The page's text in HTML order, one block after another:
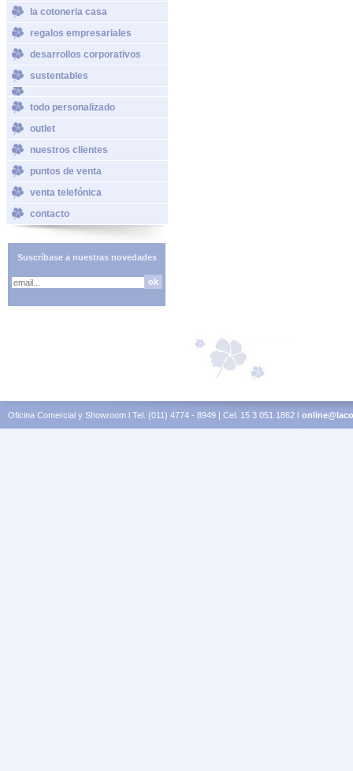
la cotoneria casa
regalos empresariales
desarrollos corporativos
sustentables
todo personalizado
outlet
nuestros clientes
puntos de venta
venta telefónica
contacto
Suscríbase a nuestras novedades
Oficina Comercial y Showroom l Tel. (011) 4774 - 8949 | Cel. 15 3 051 1862 l